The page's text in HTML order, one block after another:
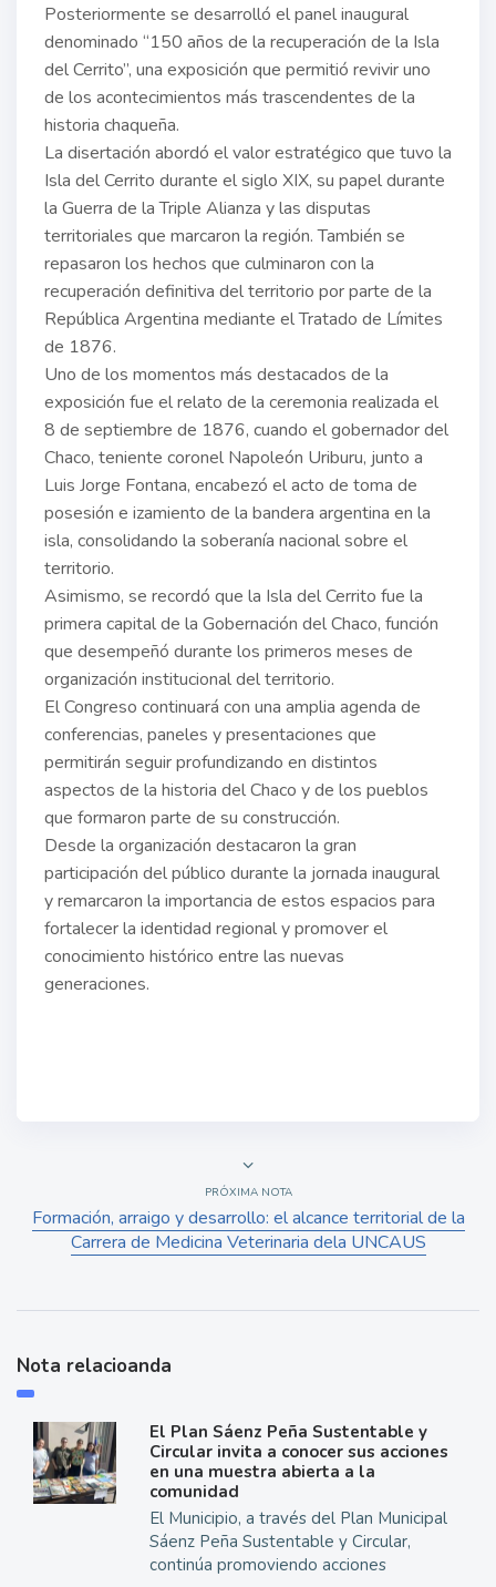
Posteriormente se desarrolló el panel inaugural
denominado “150 años de la recuperación de la Isla
del Cerrito”, una exposición que permitió revivir uno
de los acontecimientos más trascendentes de la
historia chaqueña.
La disertación abordó el valor estratégico que tuvo la
Isla del Cerrito durante el siglo XIX, su papel durante
la Guerra de la Triple Alianza y las disputas
territoriales que marcaron la región. También se
repasaron los hechos que culminaron con la
recuperación definitiva del territorio por parte de la
República Argentina mediante el Tratado de Límites
de 1876.
Uno de los momentos más destacados de la
exposición fue el relato de la ceremonia realizada el
8 de septiembre de 1876, cuando el gobernador del
Chaco, teniente coronel Napoleón Uriburu, junto a
Luis Jorge Fontana, encabezó el acto de toma de
posesión e izamiento de la bandera argentina en la
isla, consolidando la soberanía nacional sobre el
territorio.
Asimismo, se recordó que la Isla del Cerrito fue la
primera capital de la Gobernación del Chaco, función
que desempeñó durante los primeros meses de
organización institucional del territorio.
El Congreso continuará con una amplia agenda de
conferencias, paneles y presentaciones que
permitirán seguir profundizando en distintos
aspectos de la historia del Chaco y de los pueblos
que formaron parte de su construcción.
Desde la organización destacaron la gran
participación del público durante la jornada inaugural
y remarcaron la importancia de estos espacios para
fortalecer la identidad regional y promover el
conocimiento histórico entre las nuevas
generaciones.
PRÓXIMA NOTA
Formación, arraigo y desarrollo: el alcance territorial de la
Carrera de Medicina Veterinaria dela UNCAUS
Nota relacioanda
El Plan Sáenz Peña Sustentable y
Circular invita a conocer sus acciones
en una muestra abierta a la
comunidad
El Municipio, a través del Plan Municipal
Sáenz Peña Sustentable y Circular,
continúa promoviendo acciones